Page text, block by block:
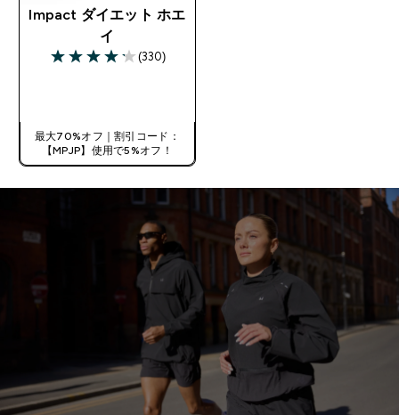
Impact ダイエット ホエ
イ
4.19 out of 5 stars
(330)
最大70%オフ｜割引コード：
【MPJP】使用で5%オフ！